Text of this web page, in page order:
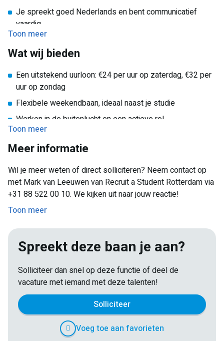
maak het verschil op de milieustraat!
Je spreekt goed Nederlands en bent communicatief
vaardig
Je bent klantvriendelijk, sociaal en behulpzaam
Je bent betrouwbaar en zelfstandig
Je vindt het leuk om buiten te werken
Je bent beschikbaar op zaterdag (07:30 – 15:00) en/of
zondag (09:00 – 13:00)
Basiskennis afvalscheiding is een pré
Je hebt oog voor veiligheid en een proactieve houding
Toon meer
Wat wij bieden
Een uitstekend uurloon: €24 per uur op zaterdag, €32 per
uur op zondag
Flexibele weekendbaan, ideaal naast je studie
Werken in de buitenlucht en een actieve rol
Afwisselende en sociale werkomgeving
Waardevolle werkervaring voor op je cv
Positieve bijdrage aan een duurzamere samenleving
Werken in een leuk en hecht team
Toon meer
Meer informatie
Wil je meer weten of direct solliciteren? Neem contact op
met Mark van Leeuwen van Recruit a Student Rotterdam via
+31 88 522 00 10. We kijken uit naar jouw reactie!
Toon meer
Spreekt deze baan je aan?
Solliciteer dan snel op deze functie of deel de
vacature met iemand met deze talenten!
Solliciteer
Voeg toe aan favorieten